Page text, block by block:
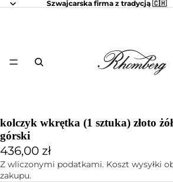
Szwajcarska firma z tradycją 🇨🇭
kolczyk wkrętka (1 sztuka) złoto
górski
436,00 zł
Z wliczonymi podatkami. Koszt wysyłki
zakupu.